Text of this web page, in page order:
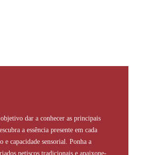
dar a conhecer as principais
a essência presente em cada
e capacidade sensorial. Ponha a
petiscos tradicionais e apaixone-